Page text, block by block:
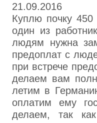
21.09.2016
Куплю почку
один из
людям нужна
предоплат с
при встрече
делаем вам
летим в
оплатим ему
делаем, так